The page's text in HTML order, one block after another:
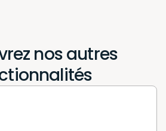
nos autres